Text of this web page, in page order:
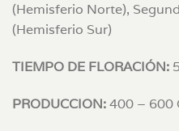
(Hemisferio Norte),
(Hemisferio Sur)
TIEMPO DE FLORACIÓN:
PRODUCCION:400 – 600